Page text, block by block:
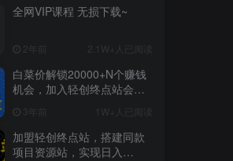
全网VIP课程 无损下载~
2年前 2.1W+人已阅读
白菜价解锁20000+N个赚钱
机会，加入轻创终点站会
3年前 1W+人已阅读
加盟轻创终点站，搭建同款
项目资源站，实现日入